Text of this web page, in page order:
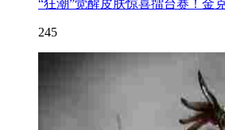
“狂潮”觉醒皮肤惊喜擂台赛！金
245